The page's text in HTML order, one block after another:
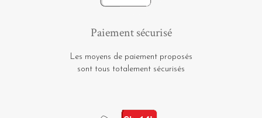
Paiement sécurisé
Les moyens de paiement proposés
sont tous totalement sécurisés